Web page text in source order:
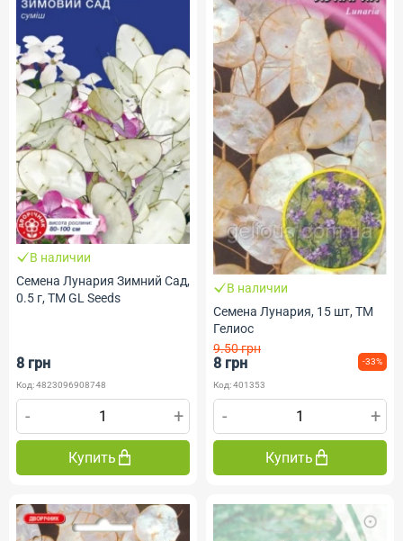
В наличии
Семена Лунария Зимний Сад,
0.5 г, ТМ GL Seeds
8 грн
Код: 4823096908748
- +
Купить
В наличии
Семена Лунария, 15 шт, ТМ
Гелиос
9.50 грн
8 грн -33%
Код: 401353
- +
Купить